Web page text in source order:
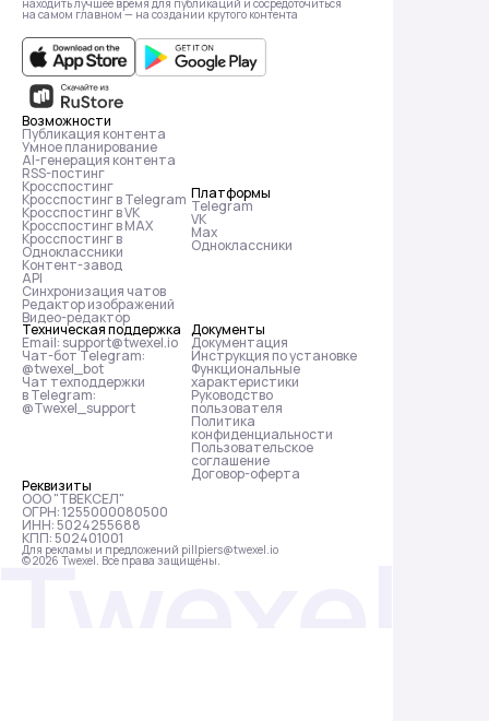
находить лучшее время для публикаций и сосредоточиться
на самом главном — на создании крутого контента
Возможности
Публикация контента
Умное планирование
АІ-генерация контента
RSS-постинг
Кросспостинг
Кросспостинг в Telegram
Кросспостинг в VK
Кросспостинг в MAX
Кросспостинг в
Одноклассники
Контент-завод
API
Синхронизация чатов
Редактор изображений
Видео-редактор
Платформы
Telegram
VK
Max
Одноклассники
Техническая поддержка
Email: support@twexel.io
Чат-бот Telegram:
@twexel_bot
Чат техподдержки
в Telegram:
@Twexel_support
Документы
Документация
Инструкция по установке
Функциональные
характеристики
Руководство
пользователя
Политика
конфиденциальности
Пользовательское
соглашение
Договор-оферта
Реквизиты
ООО "ТВЕКСЕЛ"
ОГРН: 1255000080500
ИНН: 5024255688
КПП: 502401001
Для рекламы и предложений pillpiers@twexel.io
© 2026 Twexel. Все права защищены.